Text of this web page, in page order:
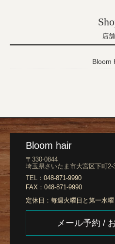
店舗
Bloom
Bloom hair
〒330-0844
埼玉県さいたま市大宮区下町
TEL： 048-871-9990
FAX： 048-871-9990
定休日： 毎週火曜日と第一水
メール予約 /